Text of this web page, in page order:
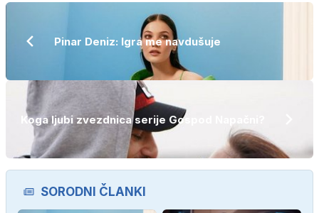
Pinar Deniz: Igra me navdušuje
Koga ljubi zvezdnica serije Gospod Napačni?
SORODNI ČLANKI